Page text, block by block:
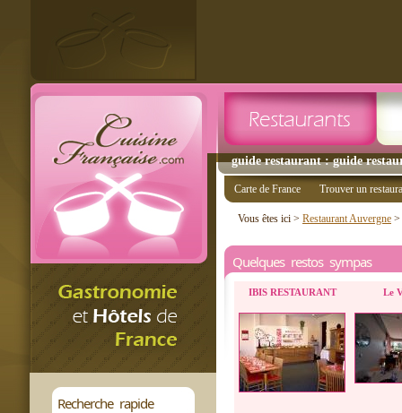
guide restaurant : guide
Recherche rapide
Carte de France Trouver un
Vous êtes ici > Restaurant Auvergne >
Quelques restos sympas
IBIS RESTAURANT Le